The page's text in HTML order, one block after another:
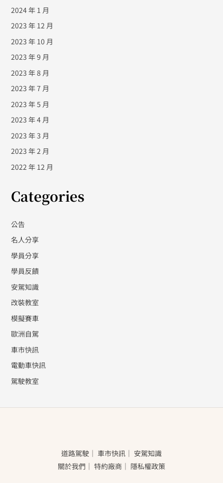
2024 年 1 月
2023 年 12 月
2023 年 10 月
2023 年 9 月
2023 年 8 月
2023 年 7 月
2023 年 5 月
2023 年 4 月
2023 年 3 月
2023 年 2 月
2022 年 12 月
Categories
公告
名人分享
學員分享
學員反饋
安駕知識
改裝教室
模擬賽車
歐洲自駕
車市快訊
電動車快訊
駕駛教室
道路駕駛 ｜ 車市快訊 ｜ 安駕知識
關於我們 ｜ 特約廠商 ｜ 隱私權政策